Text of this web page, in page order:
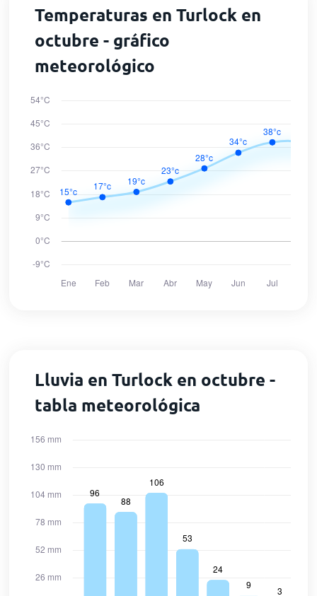
Temperaturas en Turlock en
octubre - gráfico
meteorológico
Lluvia en Turlock en octubre -
tabla meteorológica